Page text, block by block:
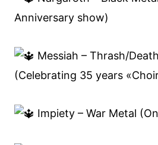
Anniversary show)
Messiah – Thrash/
(Celebrating 35 years
Impiety – War Metal